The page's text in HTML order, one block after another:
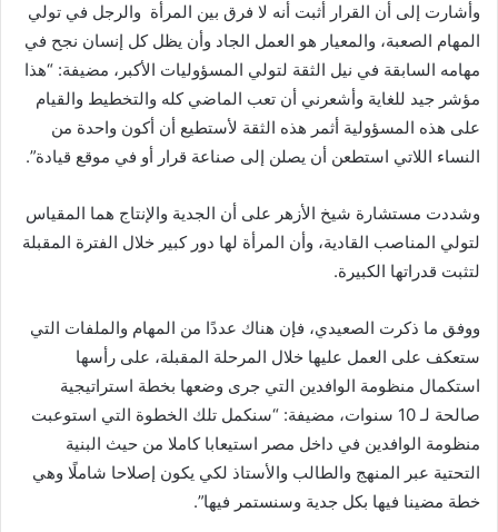
وأشارت إلى أن القرار أثبت أنه لا فرق بين المرأة والرجل في تولي
المهام الصعبة، والمعيار هو العمل الجاد وأن يظل كل إنسان نجح في
مهامه السابقة في نيل الثقة لتولي المسؤوليات الأكبر، مضيفة: “هذا
مؤشر جيد للغاية وأشعرني أن تعب الماضي كله والتخطيط والقيام
على هذه المسؤولية أثمر هذه الثقة لأستطيع أن أكون واحدة من
النساء اللاتي استطعن أن يصلن إلى صناعة قرار أو في موقع قيادة”.
وشددت مستشارة شيخ الأزهر على أن الجدية والإنتاج هما المقياس
لتولي المناصب القادية، وأن المرأة لها دور كبير خلال الفترة المقبلة
لتثبت قدراتها الكبيرة.
ووفق ما ذكرت الصعيدي، فإن هناك عددًا من المهام والملفات التي
ستعكف على العمل عليها خلال المرحلة المقبلة، على رأسها
استكمال منظومة الوافدين التي جرى وضعها بخطة استراتيجية
صالحة لـ 10 سنوات، مضيفة: “سنكمل تلك الخطوة التي استوعبت
منظومة الوافدين في داخل مصر استيعابا كاملا من حيث البنية
التحتية عبر المنهج والطالب والأستاذ لكي يكون إصلاحا شاملًا وهي
خطة مضينا فيها بكل جدية وسنستمر فيها”.